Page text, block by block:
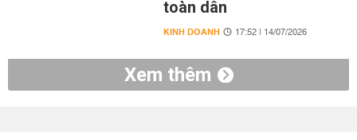
toàn dân
KINH DOANH 17:52 | 14/07/2026
Xem thêm